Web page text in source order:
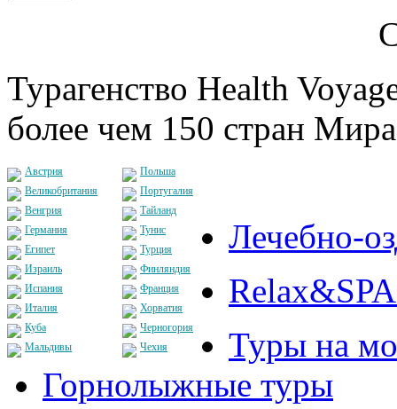
Турагенство Health
более чем 150 стран
Австрия
Великобритания
Венгрия
Германия
Египет
Израиль
Испания
Италия
Куба
Мальдивы
Польша
Португалия
Тайланд
Тунис
Турция
Финляндия
Франция
Хорватия
Черногория
Чехия
Лечебно-
Туры на
Горнолыжные туры